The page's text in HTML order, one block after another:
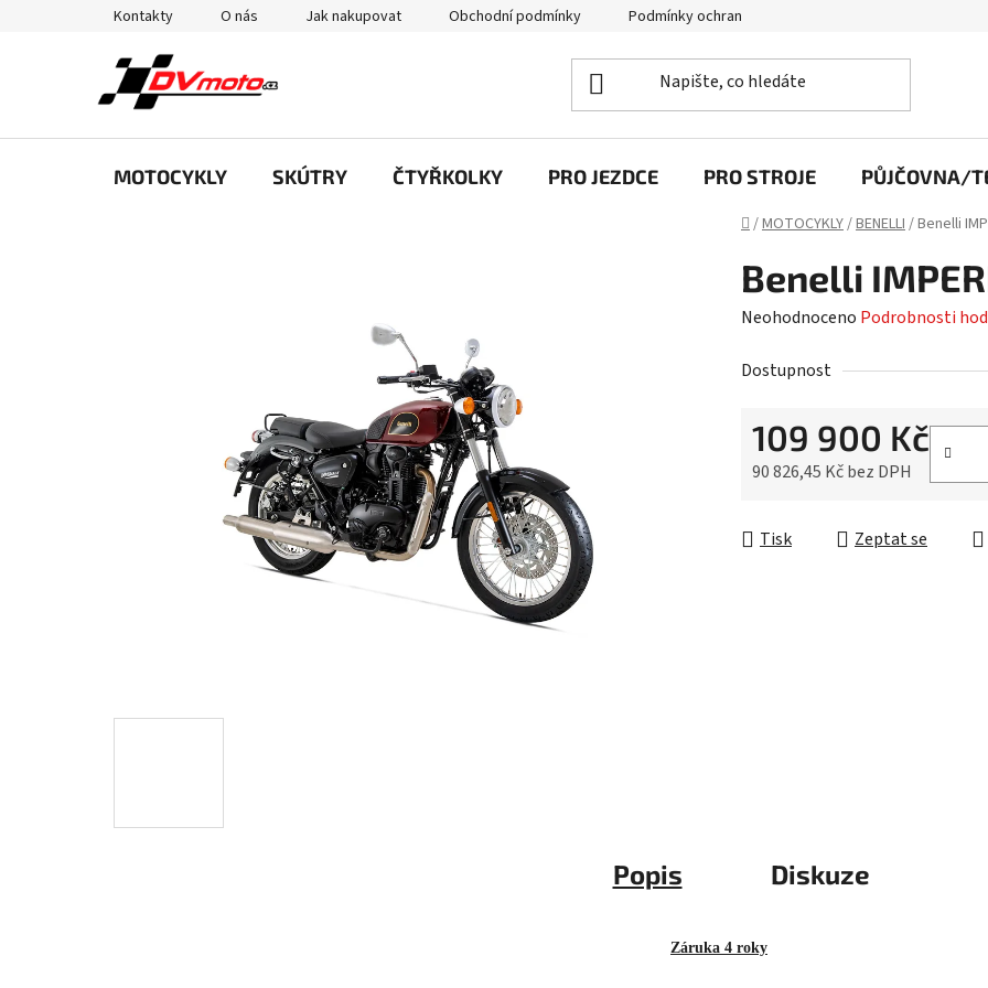
Kontakty O nás Jak nakupovat Obchodní podmínky Podmínky ochrany osobních údajů
MOTOCYKLY SKÚTRY ČTYŘKOLKY PRO JEZDCE PRO STROJE PŮJČOVNA/
Domů
/MOTOCYKLY/BENELLI/Benelli
Benelli
Průměrné
produktu
0,0
Neohodnoceno Podrobnosti
Dostupnost
109 900 Kč
90 826,45 Kč bez DPH
Tisk Zeptat se
Popis Diskuze
Záruka 4 roky